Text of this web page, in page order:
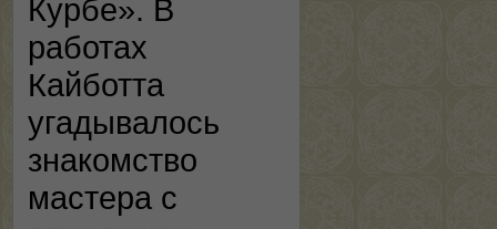
Курбе». В
работах
Кайботта
угадывалось
знакомство
мастера с